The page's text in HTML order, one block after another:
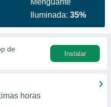
Menguante
Iluminada:35%
de
Instalar
horas